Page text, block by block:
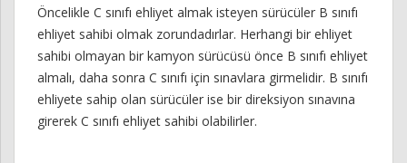
Öncelikle C sınıfı ehliyet almak isteyen sürücüler B sınıfı
ehliyet sahibi olmak zorundadırlar. Herhangi bir ehliyet
sahibi olmayan bir kamyon sürücüsü önce B sınıfı ehliyet
almalı, daha sonra C sınıfı için sınavlara girmelidir. B sınıfı
ehliyete sahip olan sürücüler ise bir direksiyon sınavına
girerek C sınıfı ehliyet sahibi olabilirler.